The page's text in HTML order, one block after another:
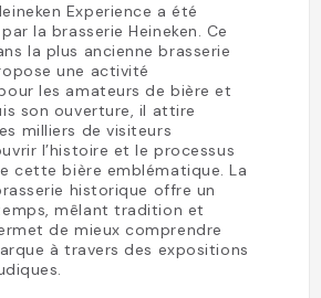
Experience a été
la brasserie Heineken. Ce
la plus ancienne brasserie
une activité
les amateurs de bière et
son ouverture, il attire
milliers de visiteurs
l’histoire et le processus
cette bière emblématique. La
historique offre un
mêlant tradition et
de mieux comprendre
à travers des expositions